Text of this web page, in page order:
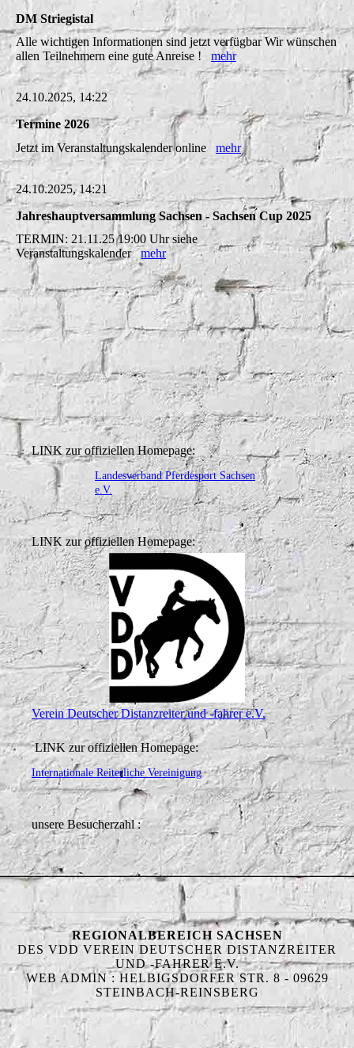
DM Striegistal
Alle wichtigen Informationen sind jetzt verfügbar Wir wünschen
allen Teilnehmern eine gute Anreise ! mehr
24.10.2025, 14:22
Termine 2026
Jetzt im Veranstaltungskalender online mehr
24.10.2025, 14:21
Jahreshauptversammlung Sachsen - Sachsen Cup 2025
TERMIN: 21.11.25 19:00 Uhr siehe
Veranstaltungskalendermehr
LINK zur offiziellen Homepage:
Landesverband Pferdesport Sachsen
e.V.
LINK zur offiziellen Homepage:
Verein Deutscher Distanzreiter und -fahrer e.V.
LINK zur offiziellen Homepage:
Internationale Reiterliche Vereinigung
unsere Besucherzahl :
REGIONALBEREICH SACHSEN
DES VDD VEREIN DEUTSCHER DISTANZREITER
UND -FAHRER E.V.
WEB ADMIN : HELBIGSDORFER STR. 8 - 09629
STEINBACH-REINSBERG